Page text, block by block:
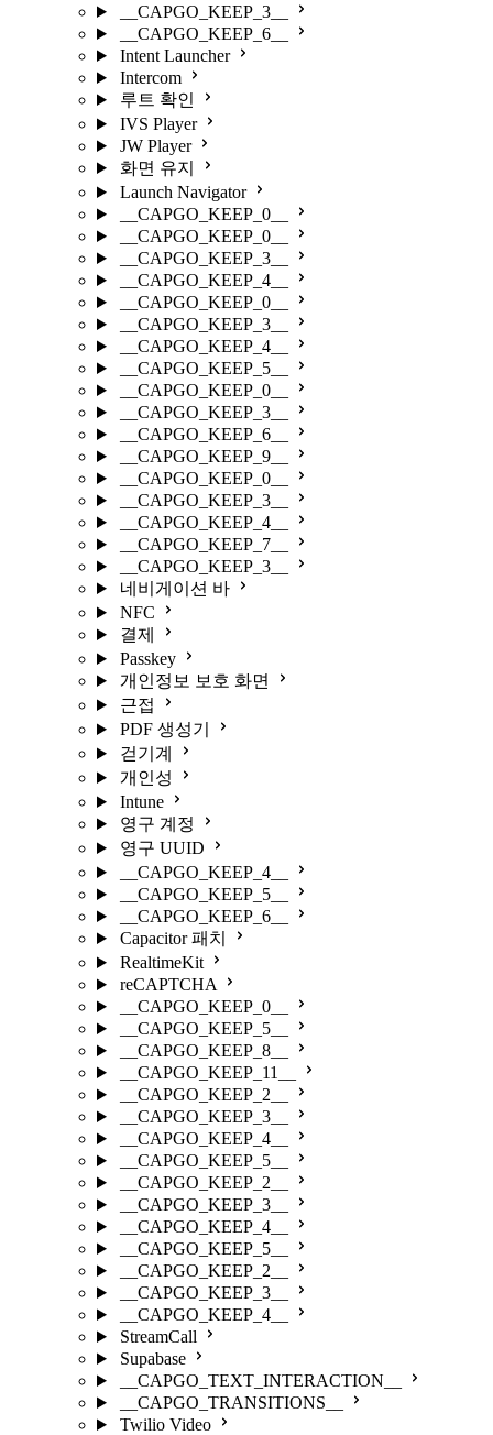
__CAPGO_KEEP_3__
__CAPGO_KEEP_6__
Intent Launcher
Intercom
루트 확인
IVS Player
JW Player
화면 유지
Launch Navigator
__CAPGO_KEEP_0__
__CAPGO_KEEP_0__
__CAPGO_KEEP_3__
__CAPGO_KEEP_4__
__CAPGO_KEEP_0__
__CAPGO_KEEP_3__
__CAPGO_KEEP_4__
__CAPGO_KEEP_5__
__CAPGO_KEEP_0__
__CAPGO_KEEP_3__
__CAPGO_KEEP_6__
__CAPGO_KEEP_9__
__CAPGO_KEEP_0__
__CAPGO_KEEP_3__
__CAPGO_KEEP_4__
__CAPGO_KEEP_7__
__CAPGO_KEEP_3__
네비게이션 바
NFC
결제
Passkey
개인정보 보호 화면
근접
PDF 생성기
걷기계
개인성
Intune
영구 계정
영구 UUID
__CAPGO_KEEP_4__
__CAPGO_KEEP_5__
__CAPGO_KEEP_6__
Capacitor 패치
RealtimeKit
reCAPTCHA
__CAPGO_KEEP_0__
__CAPGO_KEEP_5__
__CAPGO_KEEP_8__
__CAPGO_KEEP_11__
__CAPGO_KEEP_2__
__CAPGO_KEEP_3__
__CAPGO_KEEP_4__
__CAPGO_KEEP_5__
__CAPGO_KEEP_2__
__CAPGO_KEEP_3__
__CAPGO_KEEP_4__
__CAPGO_KEEP_5__
__CAPGO_KEEP_2__
__CAPGO_KEEP_3__
__CAPGO_KEEP_4__
StreamCall
Supabase
__CAPGO_TEXT_INTERACTION__
__CAPGO_TRANSITIONS__
Twilio Video